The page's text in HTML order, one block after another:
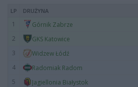
LP DRUŻYNA
1 Górnik Zabrze
2
GKS Katowice
3
Widzew Łódź
4
Radomiak Radom
5
Jagiellonia Białystok